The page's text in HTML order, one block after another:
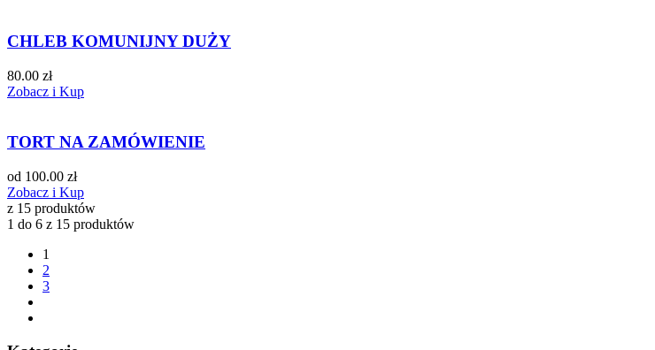
CHLEB KOMUNIJNY DUŻY
80.00 zł
Zobacz i Kup
TORT NA ZAMÓWIENIE
od 100.00 zł
Zobacz i Kup
z 15 produktów
1 do 6 z 15 produktów
1
2
3